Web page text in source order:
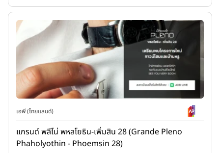
เอพี (ไทยแลนด์)
แกรนด์ พลีโน่ พหลโยธิน-เพิ่มสิน 28 (Grande Pleno
Phaholyothin - Phoemsin 28)